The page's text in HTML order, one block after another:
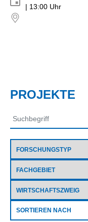
| 13:00 Uhr
PROJEKTE
SORTIEREN NACH